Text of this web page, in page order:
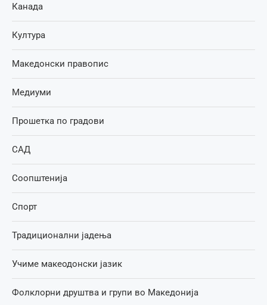
Канада
Култура
Македонски правопис
Медиуми
Прошетка по градови
САД
Соопштенија
Спорт
Традиционални јадења
Учиме макеодонски јазик
Фолклорни друштва и групи во Македонија